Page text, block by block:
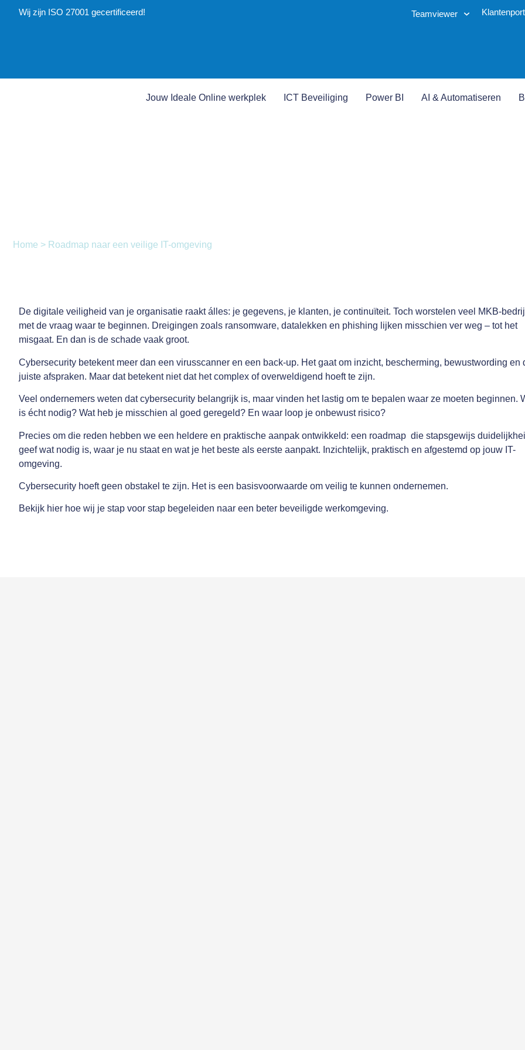
Wij zijn ISO 27001 gecertificeerd! Teamviewer
Jouw Ideale Online werkplek ICT Beveiliging Power BI AI & Automatiseren
Home > Roadmap naar een veilige IT-omgeving
De digitale veiligheid van je organisatie raakt álles: je gegevens, je klanten, je continuïteit. Toch worstelen veel MKB-
met de vraag waar te beginnen. Dreigingen zoals ransomware, datalekken en phishing lijken misschien ver weg – tot het
misgaat. En dan is de schade vaak groot.
Cybersecurity betekent meer dan een virusscanner en een back-up. Het gaat om inzicht, bescherming, bewustwording en
juiste afspraken. Maar dat betekent niet dat het complex of overweldigend hoeft te zijn.
Veel ondernemers weten dat cybersecurity belangrijk is, maar vinden het lastig om te bepalen waar ze moeten beginnen.
is écht nodig? Wat heb je misschien al goed geregeld? En waar loop je onbewust risico?
Precies om die reden hebben we een heldere en praktische aanpak ontwikkeld: een roadmap die stapsgewijs
geef wat nodig is, waar je nu staat en wat je het beste als eerste aanpakt. Inzichtelijk, praktisch en afgestemd op jouw IT-
omgeving.
Cybersecurity hoeft geen obstakel te zijn. Het is een basisvoorwaarde om veilig te kunnen ondernemen.
Bekijk hier hoe wij je stap voor stap begeleiden naar een beter beveiligde werkomgeving.